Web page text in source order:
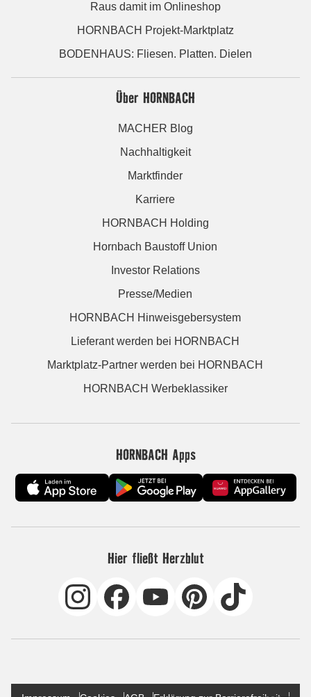
Raus damit im Onlineshop
HORNBACH Projekt-Marktplatz
BODENHAUS: Fliesen. Platten. Dielen
Über HORNBACH
MACHER Blog
Nachhaltigkeit
Marktfinder
Karriere
HORNBACH Holding
Hornbach Baustoff Union
Investor Relations
Presse/Medien
HORNBACH Hinweisgebersystem
Lieferant werden bei HORNBACH
Marktplatz-Partner werden bei HORNBACH
HORNBACH Werbeklassiker
HORNBACH Apps
Hier fließt Herzblut